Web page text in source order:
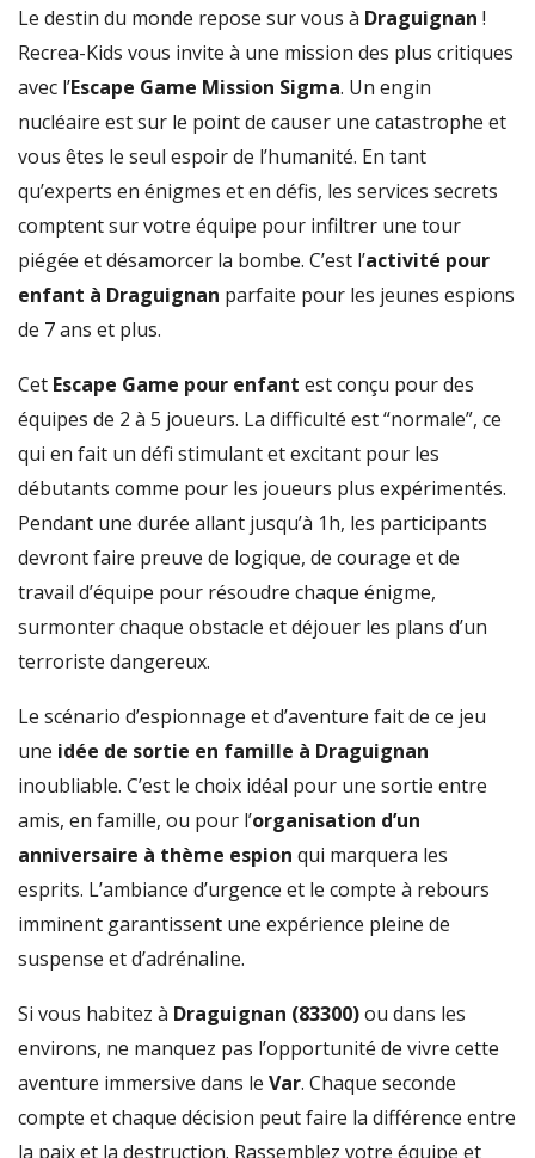
Le destin du monde repose sur vous à Draguignan !
Recrea-Kids vous invite à une mission des plus critiques
avec l’Escape Game Mission Sigma. Un engin
nucléaire est sur le point de causer une catastrophe et
vous êtes le seul espoir de l’humanité. En tant
qu’experts en énigmes et en défis, les services secrets
comptent sur votre équipe pour infiltrer une tour
piégée et désamorcer la bombe. C’est l’activité pour
enfant à Draguignan parfaite pour les jeunes espions
de 7 ans et plus.
Cet Escape Game pour enfant est conçu pour des
équipes de 2 à 5 joueurs. La difficulté est “normale”, ce
qui en fait un défi stimulant et excitant pour les
débutants comme pour les joueurs plus expérimentés.
Pendant une durée allant jusqu’à 1h, les participants
devront faire preuve de logique, de courage et de
travail d’équipe pour résoudre chaque énigme,
surmonter chaque obstacle et déjouer les plans d’un
terroriste dangereux.
Le scénario d’espionnage et d’aventure fait de ce jeu
une idée de sortie en famille à Draguignan
inoubliable. C’est le choix idéal pour une sortie entre
amis, en famille, ou pour l’organisation d’un
anniversaire à thème espion qui marquera les
esprits. L’ambiance d’urgence et le compte à rebours
imminent garantissent une expérience pleine de
suspense et d’adrénaline.
Si vous habitez à Draguignan (83300)ou dans les
environs, ne manquez pas l’opportunité de vivre cette
aventure immersive dans le Var. Chaque seconde
compte et chaque décision peut faire la différence entre
la paix et la destruction. Rassemblez votre équipe et